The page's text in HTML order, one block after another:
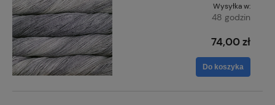
Wysyłka w:
48 godzin
74,00 zł
Do koszyka